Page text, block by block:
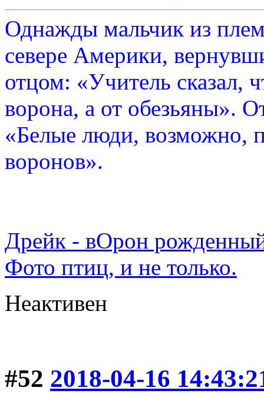
Однажды мальчик из
севере Америки,
отцом: «Учитель сказал,
ворона, а от обезьяны».
«Белые люди, возможно,
воронов».
Дрейк - вОрон
Фото птиц, и не только.
Неактивен
#52 2018-04-16